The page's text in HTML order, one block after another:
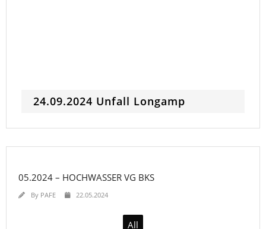
24.09.2024 Unfall Longamp
05.2024 – HOCHWASSER VG BKS
By PAFE 22.05.2024
All